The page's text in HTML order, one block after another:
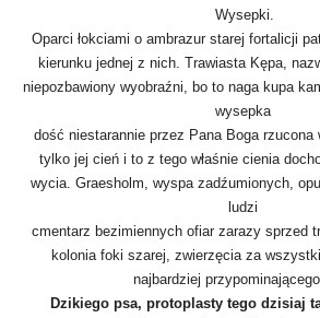
Wysepki.
Oparci łokciami o ambrazur starej fortalicji
kierunku jednej z nich. Trawiasta Kępa,
niepozbawiony wyobraźni, bo to naga kupa
wysepka
dość niestarannie przez Pana Boga rzucona
tylko jej cień i to z tego właśnie cienia
wycia. Graesholm, wyspa zadźumionych,
ludzi
cmentarz bezimiennych ofiar zarazy sprzed
kolonia foki szarej, zwierzęcia za
najbardziej
Dzikiego psa, protoplasty tego dzisiaj